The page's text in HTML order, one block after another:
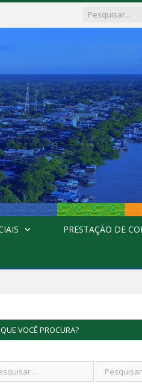
PRESTAÇÃO DE
VOCÊ PROCURA?